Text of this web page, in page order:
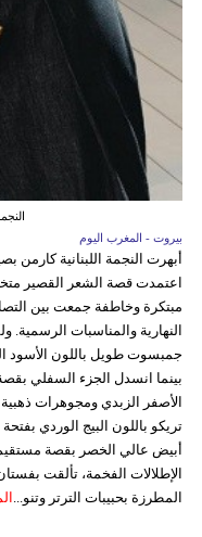
بيروت - المغرب اليوم
أبهرت النجمة اللبنانية
اعتمدت قصة الشعر القصير
مبتكرة وخاطفة جمعت بين
النهارية والمناسبات الرسمية.
جمبسوت طويل باللون الأسود
بينما انسدل الجزء السفلي
الأصفر الزبدي ومجوهرات
تريكو باللون البيج الوردي
أبيض عالي الخصر بقصة
الإطلالات الفخمة، تألقت
المطرزة بحبيبات الترتر وتنو...